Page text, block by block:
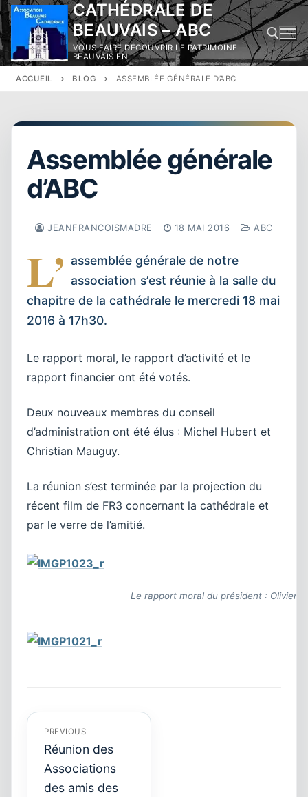
Aller
au
contenu
CATHÉDRALE DE
BEAUVAIS – ABC
VOUS FAIRE DÉCOUVRIR LE PATRIMOINE
BEAUVAISIEN
ACCUEIL BLOG ASSEMBLÉE GÉNÉRALE D’ABC
Assemblée générale
d’ABC
JEANFRANCOISMADRE 18 MAI 2016 ABC
L’ assemblée générale de notre
association s’est réunie à la salle du
chapitre de la cathédrale le mercredi 18 mai
2016 à 17h30.
Le rapport moral, le rapport d’activité et le
rapport financier ont été votés.
Deux nouveaux membres du conseil
d’administration ont été élus : Michel Hubert et
Christian Mauguy.
La réunion s’est terminée par la projection du
récent film de FR3 concernant la cathédrale et
par le verre de l’amitié.
Le rapport moral du président : Olivier
de
l’article
PREVIOUS
Previous
Réunion des
Associations
des amis des